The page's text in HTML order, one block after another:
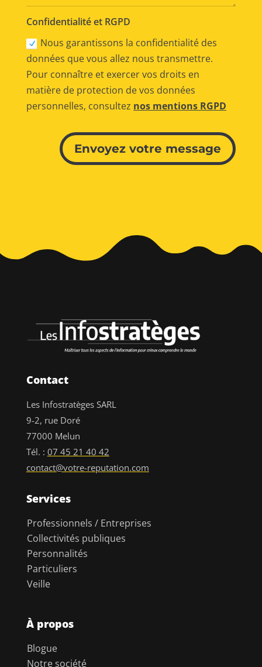
Confidentialité et RGPD
Nous garantissons la confidentialité des
données que vous allez nous transmettre.
Pour connaître et exercer vos droits en
matière de protection de vos données
personnelles, consultez nos mentions RGPD
Envoyez votre message
Contact
Les Infostratèges SARL
9-2, rue Doré
77000 Melun
Tél. : 07 45 21 40 42
contact@votre-reputation.com
Services
Professionnels / Entreprises
Collectivités publiques
Personnalités
Particuliers
Veille
À propos
Blogue
Notre société